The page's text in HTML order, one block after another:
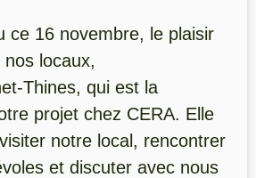
ce 16 novembre, le plaisir
locaux,
Thines, qui est la
projet chez CERA. Elle
notre local, rencontrer
et discuter avec nous